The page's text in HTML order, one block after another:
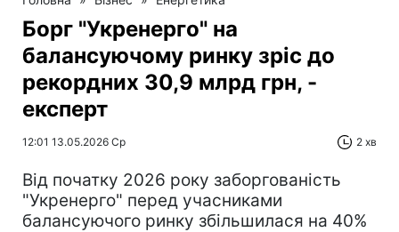
Борг "Укренерго" на
балансуючому ринку зріс до
рекордних 30,9 млрд грн, -
експерт
12:01 13.05.2026 Ср 2 хв
Від початку 2026 року заборгованість
"Укренерго" перед учасниками
балансуючого ринку збільшилася на 40%